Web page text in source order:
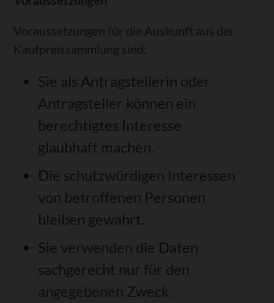
Voraussetzungen für die Auskunft aus der
Kaufpreissammlung sind:
Sie als Antragstellerin oder
Antragsteller können ein
berechtigtes Interesse
glaubhaft machen.
Die schutzwürdigen Interessen
von betroffenen Personen
bleiben gewahrt.
Sie verwenden die Daten
sachgerecht nur für den
angegebenen Zweck.